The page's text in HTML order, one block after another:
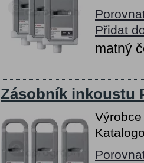
Přidat
matný
Zásobník inkoustu